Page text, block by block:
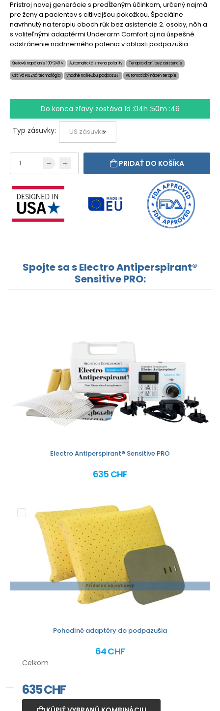
Prístroj novej generácie s predĺženým účinkom, určený najmä
pre ženy a pacientov s citlivejšou pokožkou. Špeciálne
navrhnutý na terapiu oboch rúk bez asistencie 2. osoby, nôh a
s voliteľnými adaptérmi Underarm Comfort aj na úspešné
odstránenie nadmerného potenia v oblasti podpazušia.
Sieťové napájanie 100-240 V Automatická zmena polarity Terapia dlaní bez asistencie
Citlivá PULZná technológia Vhodné na liečbu podpazuší Automatický nábeh terapie
Do konca zľavy zostáva 1d :04h :50m :46
Typ zásuvky:
PRIDAŤ DO KOŠÍKA
Spojte sa s Electro Antiperspirant®
Sensitive PRO:
Electro Antiperspirant® Sensitive PRO
635 CHF
Pridať do objednávky
Pohodlné adaptéry do podpazušia
64 CHF
Celkom
635CHF